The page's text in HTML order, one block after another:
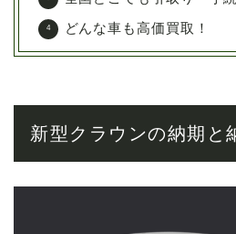
どんな車も高価買取！
新型クラウンの納期と